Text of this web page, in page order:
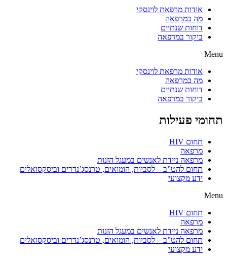
אודות מרפאת לוינסקי
מה במרפאה
דוחות שנתיים
ביקור במרפאה
Menu
אודות מרפאת לוינסקי
מה במרפאה
דוחות שנתיים
ביקור במרפאה
תחומי פעילות
תחום HIV
מרפאה
מרפאה ניידת לאנשים במעגל הזנות
תחום להט”ב – לסביות, הומואים, טרנסג’נדרים וביסקסואלים
ידע מקצועי
Menu
תחום HIV
מרפאה
מרפאה ניידת לאנשים במעגל הזנות
תחום להט”ב – לסביות, הומואים, טרנסג’נדרים וביסקסואלים
ידע מקצועי